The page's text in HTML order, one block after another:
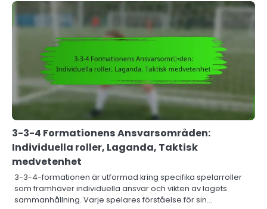
3-3-4 Formationens Ansvarsområden:
Individuella roller, Laganda, Taktisk
medvetenhet
3-3-4-formationen är utformad kring specifika spelarroller
som framhäver individuella ansvar och vikten av lagets
sammanhållning. Varje spelares förståelse för sin…